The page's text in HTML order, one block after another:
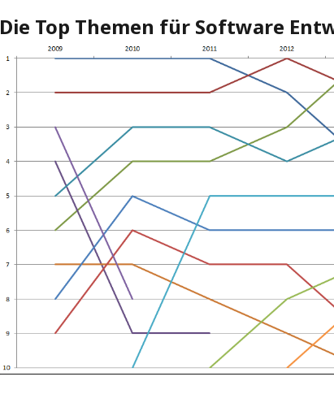
Die Top Themen für Software